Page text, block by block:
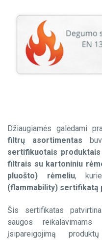
-
-
-V
-
-
-
ISO 16890
ISO 9001
Degumo sertifikatas EN
Džiaugiamės galėdami
filtrų asortimentas
sertifikuotais produktais
filtrais su kartoniniu
pluošto) rėmeliu,
(flammability) sertifikatą
Šis sertifikatas
saugos
įsipareigojimą